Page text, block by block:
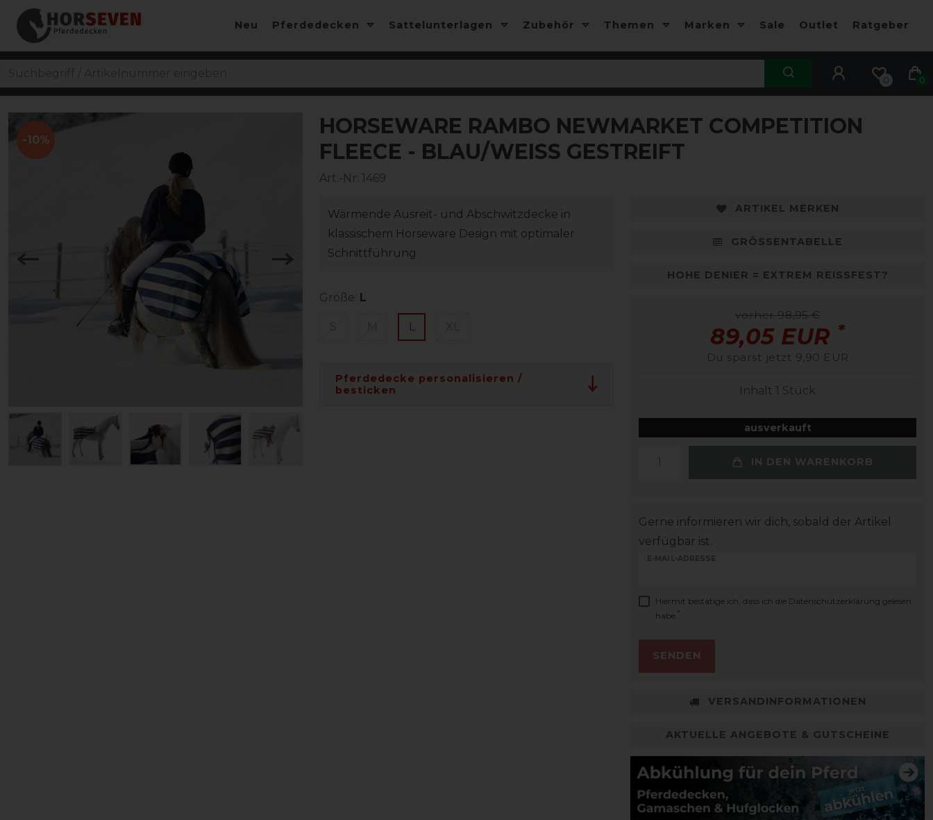
Neu Pferdedecken Sattelunterlagen Zubehör Themen Marken Sale Outlet Ratgeber
0 0
-10%
HORSEWARE RAMBO NEWMARKET COMPETITION
FLEECE - BLAU/WEISS GESTREIFT
Art.-Nr: 1469
Wärmende Ausreit- und Abschwitzdecke in
klassischem Horseware Design mit optimaler
Schnittführung
Größe: L
L
Pferdedecke personalisieren /
besticken
ARTIKEL MERKEN
GRÖSSENTABELLE
HOHE DENIER = EXTREM REISSFEST?
vorher 98,95 €
89,05 EUR *
Du sparst jetzt 9,90 EUR
Inhalt 1 Stück
ausverkauft
IN DEN WARENKORB
Gerne informieren wir dich, sobald der Artikel
verfügbar ist.
E-MAIL-ADRESSE
Hiermit bestätige ich, dass ich die Daten­schutz­erklärung gelesen
habe. *
SENDEN
VERSANDINFORMATIONEN
AKTUELLE ANGEBOTE & GUTSCHEINE